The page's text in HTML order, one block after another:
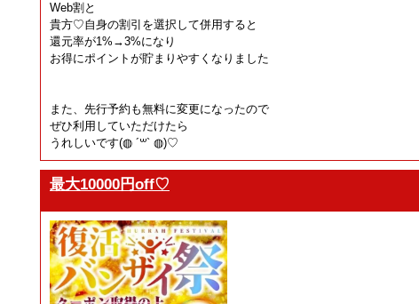
Web割と
貴方♡自身の割引を選択して併用すると
還元率が1%→3%になり
お得にポイントが貯まりやすくなりました
また、先行予約も無料に変更になったので
ぜひ利用していただけたら
うれしいです(◍ ´꒳` ◍)♡
最大10000円off♡